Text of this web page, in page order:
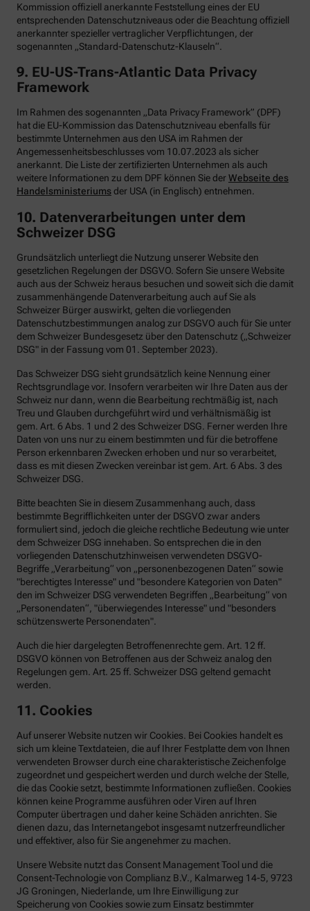
Kommission offiziell anerkannte Feststellung eines der EU
entsprechenden Datenschutzniveaus oder die Beachtung offiziell
anerkannter spezieller vertraglicher Verpflichtungen, der
sogenannten „Standard-Datenschutz-Klauseln“.
9. EU-US-Trans-Atlantic Data Privacy
Framework
Im Rahmen des sogenannten „Data Privacy Framework” (DPF)
hat die EU-Kommission das Datenschutzniveau ebenfalls für
bestimmte Unternehmen aus den USA im Rahmen der
Angemessenheitsbeschlusses vom 10.07.2023 als sicher
anerkannt. Die Liste der zertifizierten Unternehmen als auch
weitere Informationen zu dem DPF können Sie derWebseite des
Handelsministeriumsder USA (in Englisch) entnehmen.
10. Datenverarbeitungen unter dem
Schweizer DSG
Grundsätzlich unterliegt die Nutzung unserer Website den
gesetzlichen Regelungen der DSGVO. Sofern Sie unsere Website
auch aus der Schweiz heraus besuchen und soweit sich die damit
zusammenhängende Datenverarbeitung auch auf Sie als
Schweizer Bürger auswirkt, gelten die vorliegenden
Datenschutzbestimmungen analog zur DSGVO auch für Sie unter
dem Schweizer Bundesgesetz über den Datenschutz („Schweizer
DSG" in der Fassung vom 01. September 2023).
Das Schweizer DSG sieht grundsätzlich keine Nennung einer
Rechtsgrundlage vor. Insofern verarbeiten wir Ihre Daten aus der
Schweiz nur dann, wenn die Bearbeitung rechtmäßig ist, nach
Treu und Glauben durchgeführt wird und verhältnismäßig ist
gem. Art. 6 Abs. 1 und 2 des Schweizer DSG. Ferner werden Ihre
Daten von uns nur zu einem bestimmten und für die betroffene
Person erkennbaren Zwecken erhoben und nur so verarbeitet,
dass es mit diesen Zwecken vereinbar ist gem. Art. 6 Abs. 3 des
Schweizer DSG.
Bitte beachten Sie in diesem Zusammenhang auch, dass
bestimmte Begrifflichkeiten unter der DSGVO zwar anders
formuliert sind, jedoch die gleiche rechtliche Bedeutung wie unter
dem Schweizer DSG innehaben. So entsprechen die in den
vorliegenden Datenschutzhinweisen verwendeten DSGVO-
Begriffe „Verarbeitung“ von „personenbezogenen Daten“ sowie
"berechtigtes Interesse" und "besondere Kategorien von Daten"
den im Schweizer DSG verwendeten Begriffen „Bearbeitung“ von
„Personendaten“, "überwiegendes Interesse" und "besonders
schützenswerte Personendaten".
Auch die hier dargelegten Betroffenenrechte gem. Art. 12 ff.
DSGVO können von Betroffenen aus der Schweiz analog den
Regelungen gem. Art. 25 ff. Schweizer DSG geltend gemacht
werden.
11. Cookies
Auf unserer Website nutzen wir Cookies. Bei Cookies handelt es
sich um kleine Textdateien, die auf Ihrer Festplatte dem von Ihnen
verwendeten Browser durch eine charakteristische Zeichenfolge
zugeordnet und gespeichert werden und durch welche der Stelle,
die das Cookie setzt, bestimmte Informationen zufließen. Cookies
können keine Programme ausführen oder Viren auf Ihren
Computer übertragen und daher keine Schäden anrichten. Sie
dienen dazu, das Internetangebot insgesamt nutzerfreundlicher
und effektiver, also für Sie angenehmer zu machen.
Unsere Website nutzt das Consent Management Tool und die
Consent-Technologie von Complianz B.V., Kalmarweg 14-5, 9723
JG Groningen, Niederlande, um Ihre Einwilligung zur
Speicherung von Cookies sowie zum Einsatz bestimmter